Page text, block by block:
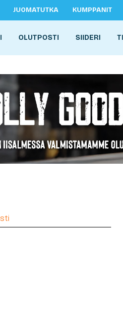
JUOMATUTKA KUMPPANIT
OLUTPOSTI SIIDERI